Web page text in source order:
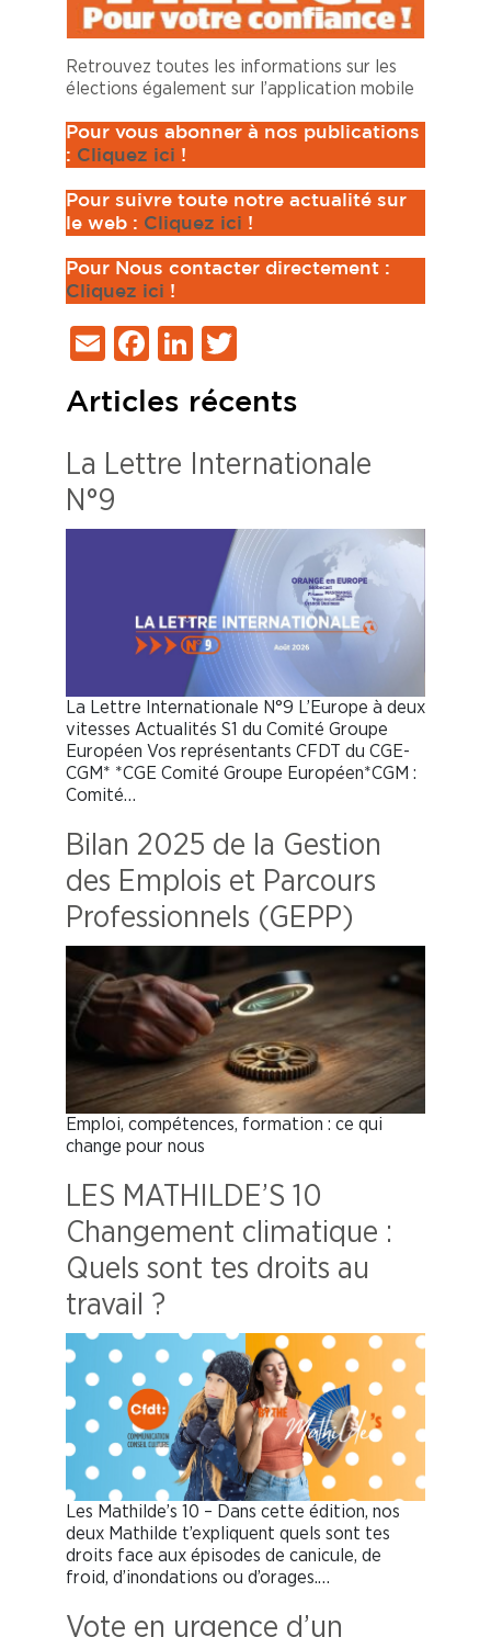
Retrouvez toutes les informations sur les
élections également sur l’application mobile
Pour vous abonner à nos publications
: Cliquez ici !
Pour suivre toute notre actualité sur
le web : Cliquez ici !
Pour Nous contacter directement :
Cliquez ici !
EmailFacebook
LinkedIn
Articles récents
La Lettre Internationale
N°9
La Lettre Internationale N°9 L’Europe à deux
vitesses Actualités S1 du Comité Groupe
Européen Vos représentants CFDT du CGE-
CGM* *CGE Comité Groupe Européen*CGM :
Comité…
Bilan 2025 de la Gestion
des Emplois et Parcours
Professionnels (GEPP)
Emploi, compétences, formation : ce qui
change pour nous
LES MATHILDE’S 10
Changement climatique :
Quels sont tes droits au
travail ?
Les Mathilde’s 10 – Dans cette édition, nos
deux Mathilde t’expliquent quels sont tes
droits face aux épisodes de canicule, de
froid, d’inondations ou d’orages.…
Vote en urgence d’un